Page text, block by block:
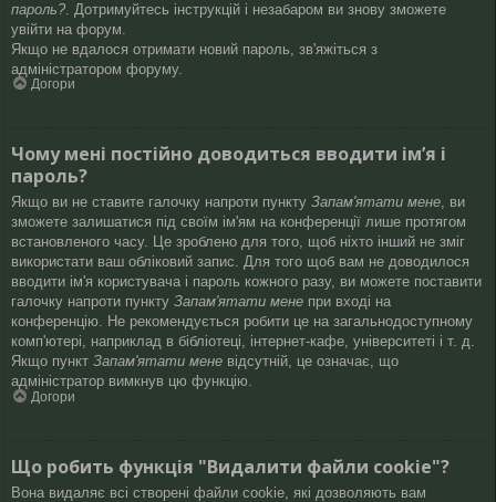
пароль? . Дотримуйтесь інструкцій і незабаром ви знову зможете
увійти на форум.
Якщо не вдалося отримати новий пароль, зв'яжіться з
адміністратором форуму.
Догори
Чому мені постійно доводиться вводити ім’я і
пароль?
Якщо ви не ставите галочку напроти пункту Запам'ятати мене, ви
зможете залишатися під своїм ім'ям на конференції лише протягом
встановленого часу. Це зроблено для того, щоб ніхто інший не зміг
використати ваш обліковий запис. Для того щоб вам не доводилося
вводити ім'я користувача і пароль кожного разу, ви можете поставити
галочку напроти пункту Запам'ятати мене при вході на
конференцію. Не рекомендується робити це на загальнодоступному
комп'ютері, наприклад в бібліотеці, інтернет-кафе, університеті і т. д.
Якщо пункт Запам'ятати мене відсутній, це означає, що
адміністратор вимкнув цю функцію.
Догори
Що робить функція "Видалити файли cookie"?
Вона видаляє всі створені файли cookie, які дозволяють вам